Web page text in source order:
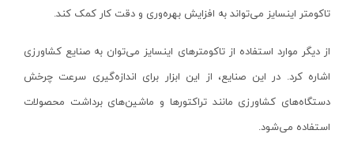
اره عمودبر / اره چکشی
اره گرد بر - دیسکی
اره فلکه ای / نواری
اره مویی برقی
ابزار همه کاره
ان پی- NP
سواتی- SWATY
امتاپ-EMTOP
هکتور-HECTOR
دایلو-DYLLU
تاکومتر اینسایز می‌تواند به افزایش بهره‌وری و دقت کار کمک کند.
از دیگر موارد استفاده از تاکومترهای اینسایز می‌توان به صنایع کشاورزی
اشاره کرد. در این صنایع، از این ابزار برای اندازه‌گیری سرعت چرخش
دستگاه‌های کشاورزی مانند تراکتورها و ماشین‌های برداشت محصولات
استفاده می‌شود.